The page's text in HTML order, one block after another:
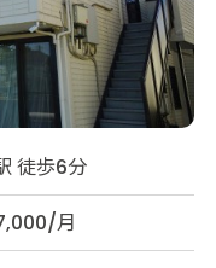
徒歩6分
月